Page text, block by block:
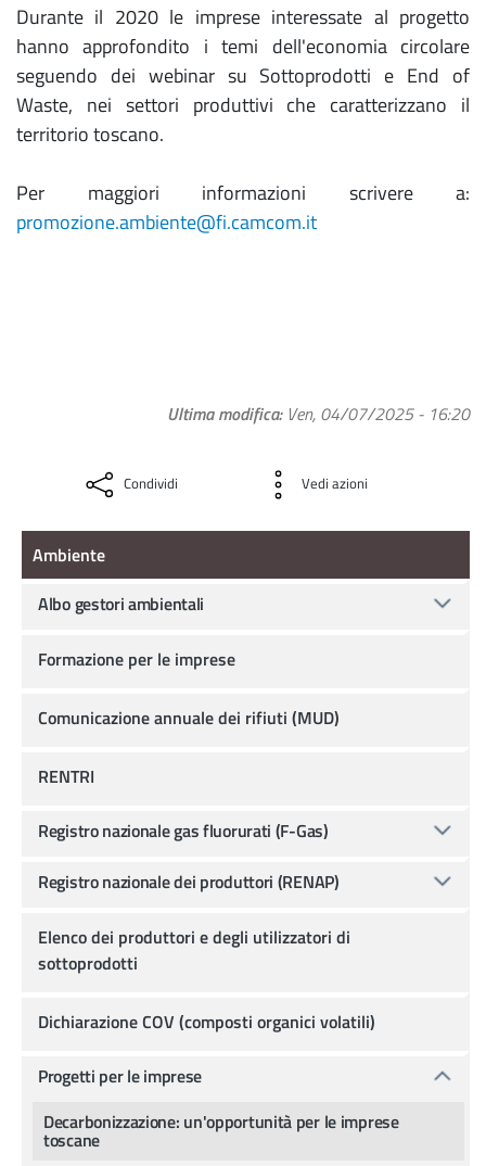
Durante il 2020 le imprese interessate al progetto
hanno approfondito i temi dell'economia circolare
seguendo dei webinar su Sottoprodotti e End of
Waste, nei settori produttivi che caratterizzano il
territorio toscano.
Per maggiori informazioni scrivere a:
promozione.ambiente@fi.camcom.it
Ultima modifica Ven, 04/07/2025 - 16:20
Condividi Vedi azioni
Ambiente
Ambiente
Albo gestori ambientali
Formazione per le imprese
Comunicazione annuale dei rifiuti (MUD)
RENTRI
Registro nazionale gas fluorurati (F-Gas)
Registro nazionale dei produttori (RENAP)
Elenco dei produttori e degli utilizzatori di
sottoprodotti
Dichiarazione COV (composti organici volatili)
Progetti per le imprese
Decarbonizzazione: un'opportunità per le imprese
toscane